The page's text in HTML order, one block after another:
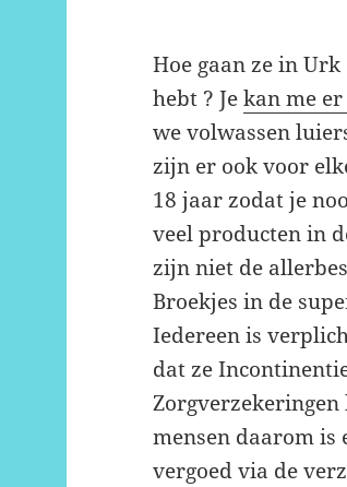
Hoe gaan ze in
hebt ? Jekan me
we volwassen
zijn er ook voor
18 jaar zodat je
veel producten in
zijn niet de
Broekjes in de
Iedereen is
dat ze
mensen daarom is
vergoed via de